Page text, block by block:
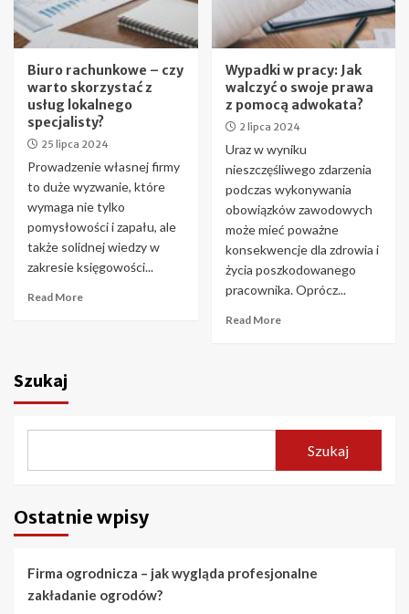
Biuro rachunkowe – czy
warto skorzystać z
usług lokalnego
specjalisty?
25 lipca 2024
Prowadzenie własnej firmy
to duże wyzwanie, które
wymaga nie tylko
pomysłowości i zapału, ale
także solidnej wiedzy w
zakresie księgowości...
Read More
Wypadki w pracy: Jak
walczyć o swoje prawa
z pomocą adwokata?
2 lipca 2024
Uraz w wyniku
nieszczęśliwego zdarzenia
podczas wykonywania
obowiązków zawodowych
może mieć poważne
konsekwencje dla zdrowia i
życia poszkodowanego
pracownika. Oprócz...
Read More
Szukaj
Szukaj
Ostatnie wpisy
Firma ogrodnicza – jak wygląda profesjonalne
zakładanie ogrodów?